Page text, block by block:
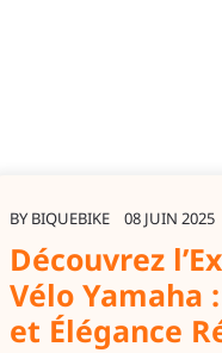
BY BIQUEBIKE 08 JUIN 2025
Découvrez
Vélo Yamaha
et Élégance